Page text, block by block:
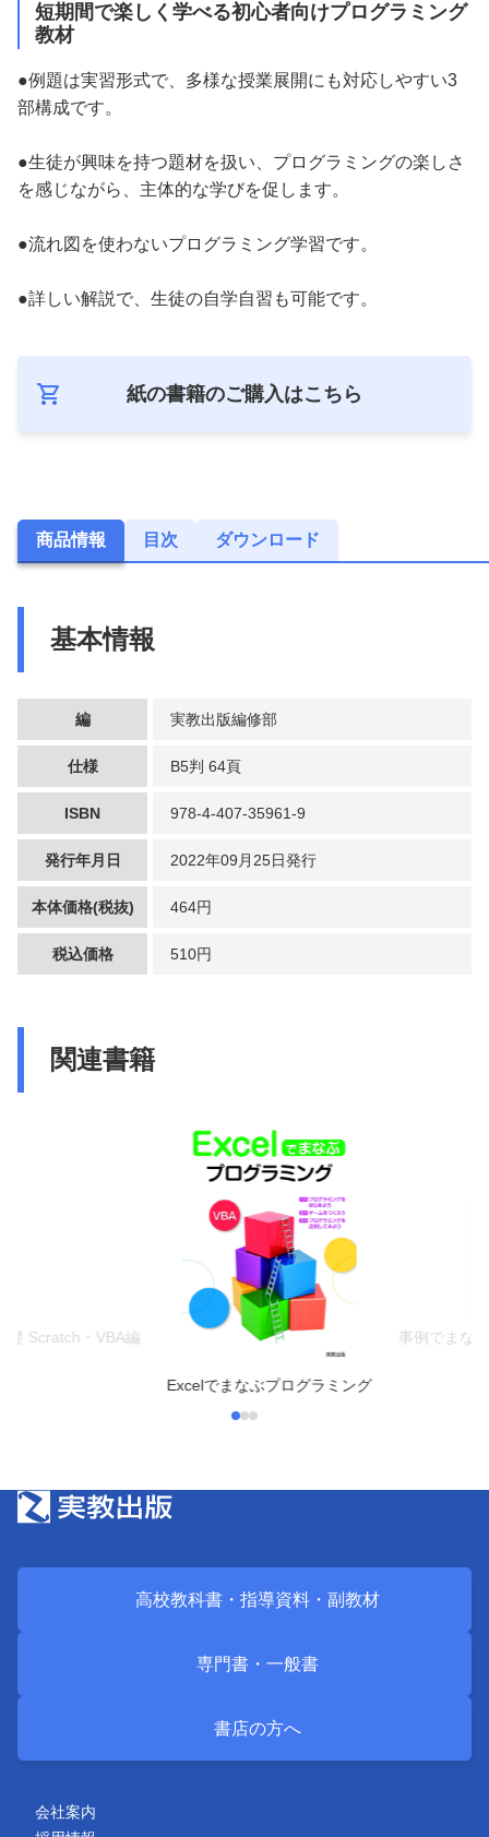
短期間で楽しく学べる初心者向けプログラミング
教材
●例題は実習形式で、多様な授業展開にも対応しやすい3
部構成です。
●生徒が興味を持つ題材を扱い、プログラミングの楽しさ
を感じながら、主体的な学びを促します。
●流れ図を使わないプログラミング学習です。
●詳しい解説で、生徒の自学自習も可能です。
紙の書籍のご購入はこちら
商品情報 目次 ダウンロード
基本情報
編 実教出版編修部
仕様 B5判 64頁
ISBN 978-4-407-35961-9
発行年月日 2022年09月25日発行
本体価格(税抜) 464円
税込価格 510円
関連書籍
礎 Scratch・VBA編
Excelでまなぶプログラミング
事例でまな
高校教科書・ 指導資料・ 副教材
専門書・ 一般書
書店の方へ
会社案内